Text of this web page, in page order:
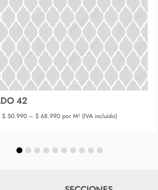
42
$50.990 – $68.990por M² (IVA incluido)